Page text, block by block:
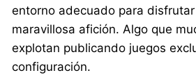
entorno adecuado para
maravillosa afición. Algo que
explotan publicando juegos
configuración.